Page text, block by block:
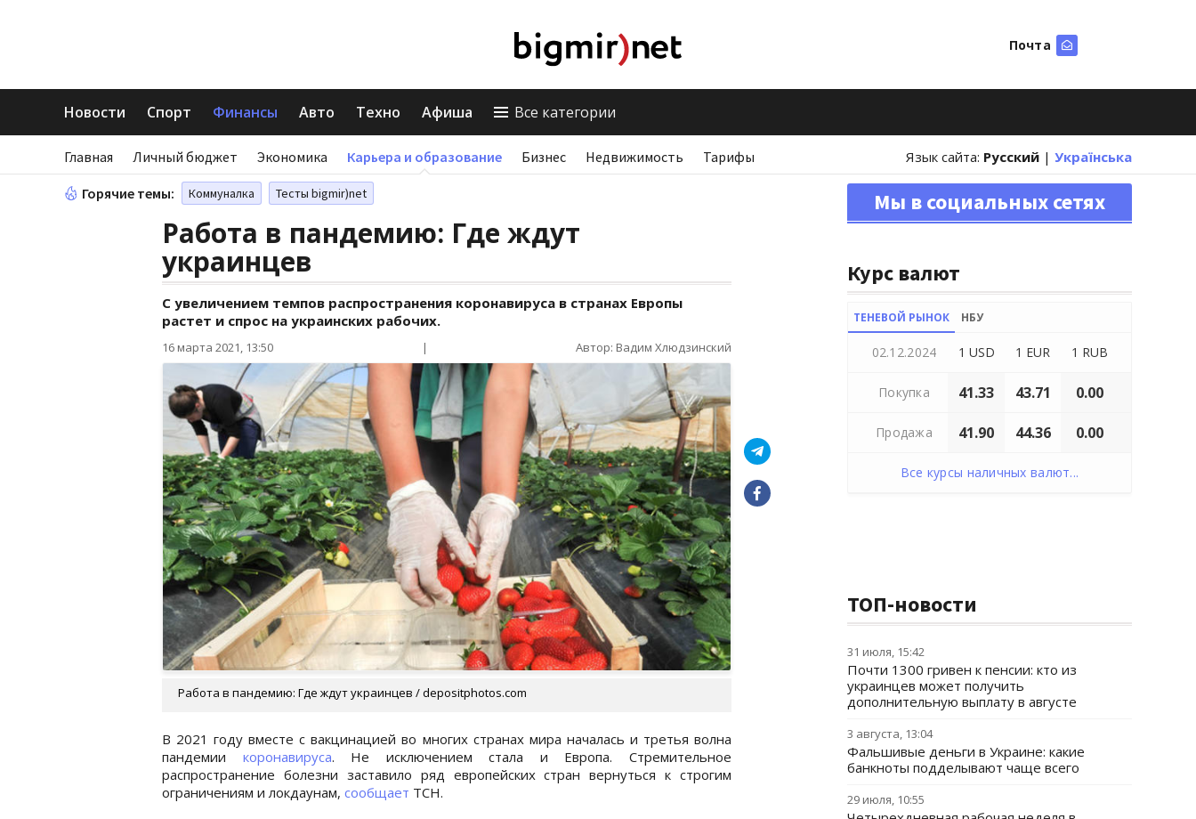
Почта
Новости Спорт Финансы Авто Техно Афиша Все категории
Главная Личный бюджет Экономика Карьера и образование Бизнес Недвижимость Тарифы Язык сайта: Русский | Українська
Горячие темы: Коммуналка Тесты bigmir)net
Работа в пандемию: Где ждут
украинцев
С увеличением темпов распространения коронавируса в странах Европы
растет и спрос на украинских рабочих.
16 марта 2021, 13:50 | Автор: Вадим Хлюдзинский
Работа в пандемию: Где ждут украинцев / depositphotos.com
В 2021 году вместе с вакцинацией во многих странах мира началась и третья волна
пандемии коронавируса. Не исключением стала и Европа. Стремительное
распространение болезни заставило ряд европейских стран вернуться к строгим
ограничениям и локдаунам, сообщает ТСН.
Мы в социальных сетях
Курс валют
ТЕНЕВОЙ РЫНОК НБУ
02.12.2024 1 USD 1 EUR 1 RUB
Покупка 41.33 43.71 0.00
Продажа 41.90 44.36 0.00
Все курсы наличных валют...
ТОП-новости
31 июля, 15:42
Почти 1300 гривен к пенсии: кто из
украинцев может получить
дополнительную выплату в августе
3 августа, 13:04
Фальшивые деньги в Украине: какие
банкноты подделывают чаще всего
29 июля, 10:55